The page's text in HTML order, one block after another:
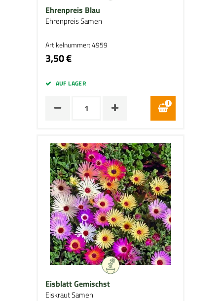
Ehrenpreis Blau
Ehrenpreis Samen
Artikelnummer: 4959
3,50 €
AUF LAGER
Eisblatt Gemischst
Eiskraut Samen